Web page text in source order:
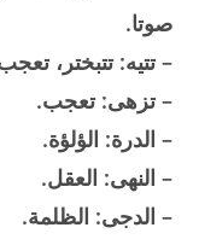
صوتا.
– تتيه: تتبختر،
– تزهى: تعجب.
– الدرة: الؤلؤة.
– النهى: العقل.
– الدجى: الظلمة.